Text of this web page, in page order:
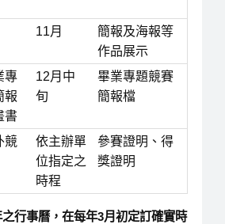
11月
簡報及海報等
作品展示
專
報
書
12月中
旬
畢業專題競賽
簡報檔
競
依主辦單
位指定之
時程
參賽證明、得
獎證明
行事曆，在每年3月初定訂確實時